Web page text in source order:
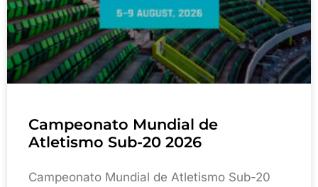
Campeonato Mundial de
Atletismo Sub-20 2026
Campeonato Mundial de Atletismo Sub-20